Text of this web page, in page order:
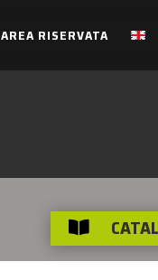
AREA RISERVATA
